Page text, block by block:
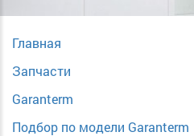
Главная
Запчасти
Garanterm
Подбор по модели Garanterm